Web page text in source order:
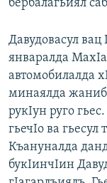
бербалагьиял
Давудовасул
январалда
автомобилалда
минаялда жаниб
рукIун руго
гьечIо ва гьесул
Къануналда
букIинчIин